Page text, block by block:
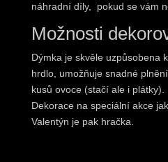
náhradní díly, pokud se vám
Možnosti
Dýmka je skvěle uzpůsobena
hrdlo, umožňuje snadné
kusů ovoce (stačí ale i plátky).
Dekorace na speciální akce
Valentýn je pak hračka.